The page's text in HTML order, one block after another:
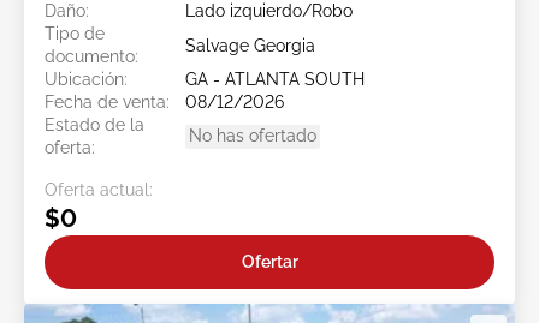
Daño:
Lado izquierdo/Robo
Tipo de
documento:
Salvage Georgia
Ubicación:
GA - ATLANTA SOUTH
Fecha de venta:
08/12/2026
Estado de la
oferta:
No has ofertado
Oferta actual:
$0
Ofertar